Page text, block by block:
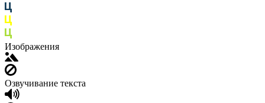
Изображения
Озвучивание текста